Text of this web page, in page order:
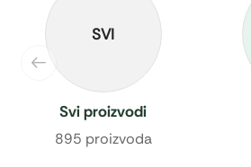
SVI
Svi proizvodi
895 proizvoda